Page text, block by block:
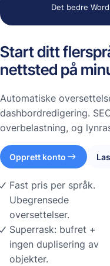
Det bedre
Start ditt
nettsted på
Automatiske
dashbordredigering.
overbelastning, og
Opprett konto
Fast pris per språk.
Ubegrensede
oversettelser.
Superrask: bufret +
ingen duplisering av
objekter.